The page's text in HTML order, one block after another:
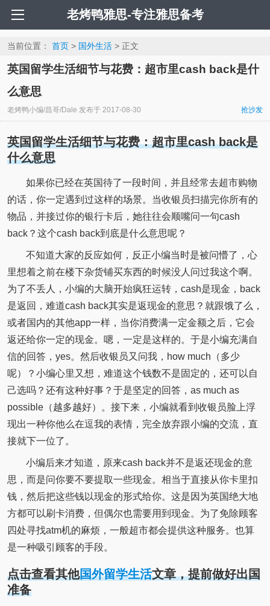
老烤鸭雅思-专注雅思备考
当前位置： 首页> 国外生活> 正文
英国留学生活细节与花费：超市里cash back是什
么意思
老烤鸭小编/昌哥/Dale 发布于 2017-08-30 抢沙发
英国留学生活细节与花费：超市里cash back是
什么意思
如果你已经在英国待了一段时间，并且经常去超市购物
的话，你一定遇到过这样的场景。当收银员扫描完你所有的
物品，并接过你的银行卡后，她往往会顺嘴问一句cash
back？这个cash back到底是什么意思呢？
不知道大家的反应如何，反正小编当时是被问懵了，心
里想着之前在楼下杂货铺买东西的时候没人问过我这个啊。
为了不丢人，小编的大脑开始疯狂运转，cash是现金，back
是返回，难道cash back其实是返现金的意思？就跟饿了么，
或者国内的其他app一样，当你消费满一定金额之后，它会
返还给你一定的现金。嗯，一定是这样的。于是小编充满自
信的回答，yes。然后收银员又问我，how much（多少
呢）？小编心里又想，难道这个钱数不是固定的，还可以自
己选吗？还有这种好事？于是坚定的回答，as much as
possible（越多越好）。接下来，小编就看到收银员脸上浮
现出一种你他么在逗我的表情，完全放弃跟小编的交流，直
接就下一位了。
小编后来才知道，原来cash back并不是返还现金的意
思，而是问你要不要提取一些现金。相当于直接从你卡里扣
钱，然后把这些钱以现金的形式给你。这是因为英国绝大地
方都可以刷卡消费，但偶尔也需要用到现金。为了免除顾客
四处寻找atm机的麻烦，一般超市都会提供这种服务。也算
是一种吸引顾客的手段。
点击查看其他国外留学生活文章，提前做好出国
准备